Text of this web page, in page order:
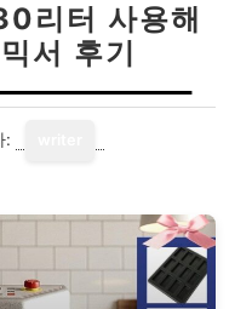
리터 사용해
서 후기
: